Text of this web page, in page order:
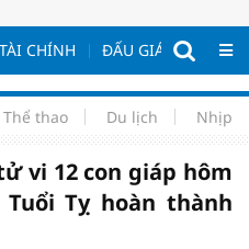
CHÍNH ĐẤU GIÁ - ĐẤU
thao Du lịch Nhịp
vi 12 con giáp hôm
Tuổi Tỵ hoàn thành